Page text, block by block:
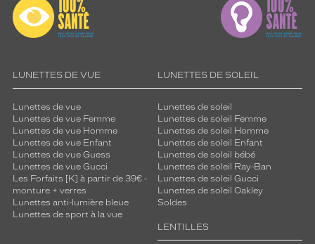
LUNETTES DE VUE
Lunettes de vue
Lunettes de vue Femme
Lunettes de vue Homme
Lunettes de vue Enfant
Lunettes de vue Guess
Lunettes de vue Gucci
Les Forfaits [K] à partir de 39€ -
monture + verres
Lunettes anti-lumière bleue
Lunettes de sport à la vue
LUNETTES DE SOLEIL
Lunettes de soleil
Lunettes de soleil Femme
Lunettes de soleil Homme
Lunettes de soleil Enfant
Lunettes de soleil bébé
Lunettes de soleil Ray-Ban
Lunettes de soleil Gucci
Lunettes de soleil Oakley
Soldes
LENTILLES